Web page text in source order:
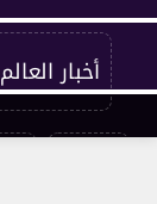
أخبار العالم